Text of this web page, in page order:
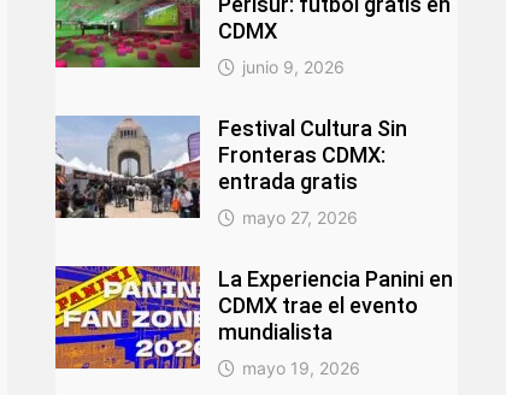
CDMX
junio 9, 2026
Festival Cultura Sin
Fronteras CDMX:
entrada gratis
mayo 27, 2026
La Experiencia Panini en
CDMX trae el evento
mundialista
mayo 19, 2026